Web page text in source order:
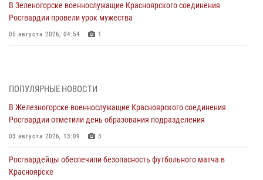
В Зеленогорске военнослужащие Красноярского соединения
Росгвардии провели урок мужества
05 августа 2026, 04:54 1
05 августа 2026, 04:52 1
В Красноярске сотрудники вневедомственной охраны Росгвардии
задержали подозреваемого в серии краж из гипермаркета
04 августа 2026, 09:57
Сотрудники Росгвардии обеспечили общественный порядок во
время проведения экстремального заплыва в Дудинке
ПОПУЛЯРНЫЕ НОВОСТИ
В Железногорске военнослужащие Красноярского соединения
Росгвардии отметили день образования подразделения
03 августа 2026, 13:09 3
Росгвардейцы обеспечили безопасность футбольного матча в
Красноярске